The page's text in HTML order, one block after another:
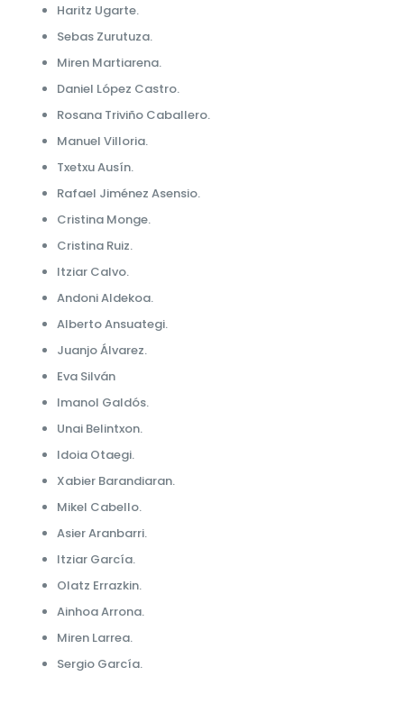
Haritz Ugarte.
Sebas Zurutuza.
Miren Martiarena.
Daniel López Castro.
Rosana Triviño Caballero.
Manuel Villoria.
Txetxu Ausín.
Rafael Jiménez Asensio.
Cristina Monge.
Cristina Ruiz.
Itziar Calvo.
Andoni Aldekoa.
Alberto Ansuategi.
Juanjo Álvarez.
Eva Silván
Imanol Galdós.
Unai Belintxon.
Idoia Otaegi.
Xabier Barandiaran.
Mikel Cabello.
Asier Aranbarri.
Itziar García.
Olatz Errazkin.
Ainhoa Arrona.
Miren Larrea.
Sergio García.